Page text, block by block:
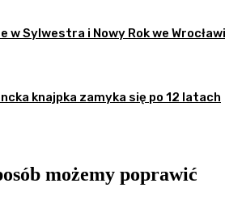
Sylwestra i Nowy Rok we
knajpka zamyka się po 12 latach
możemy poprawić